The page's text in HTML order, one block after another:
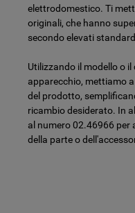
elettrodomestico. Ti
originali, che hanno
secondo elevati
Utilizzando il modello o
apparecchio, mettiamo
del prodotto,
ricambio desiderato. In
al numero 02.46966 per
della parte o